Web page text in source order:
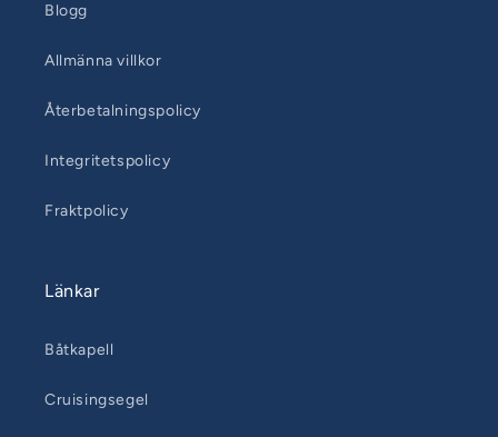
Blogg
Allmänna villkor
Återbetalningspolicy
Integritetspolicy
Fraktpolicy
Länkar
Båtkapell
Cruisingsegel